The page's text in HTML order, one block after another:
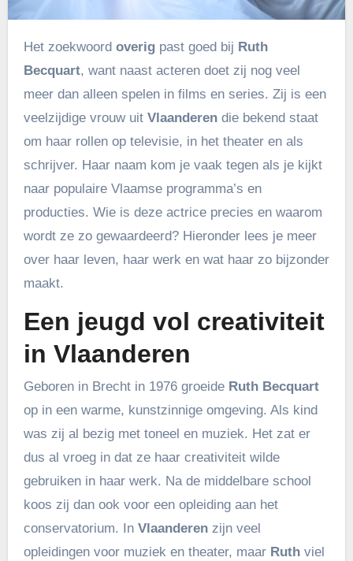
Het zoekwoord overigpast goed bij Ruth
Becquart, want naast acteren doet zij nog veel
meer dan alleen spelen in films en series. Zij is een
veelzijdige vrouw uit Vlaanderendie bekend staat
om haar rollen op televisie, in het theater en als
schrijver. Haar naam kom je vaak tegen als je kijkt
naar populaire Vlaamse programma’s en
producties. Wie is deze actrice precies en waarom
wordt ze zo gewaardeerd? Hieronder lees je meer
over haar leven, haar werk en wat haar zo bijzonder
maakt.
Een jeugd vol creativiteit
in Vlaanderen
Geboren in Brecht in 1976 groeide Ruth Becquart
op in een warme, kunstzinnige omgeving. Als kind
was zij al bezig met toneel en muziek. Het zat er
dus al vroeg in dat ze haar creativiteit wilde
gebruiken in haar werk. Na de middelbare school
koos zij dan ook voor een opleiding aan het
conservatorium. In Vlaanderenzijn veel
opleidingen voor muziek en theater, maar Ruthviel